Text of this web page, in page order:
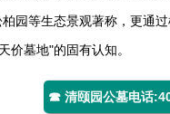
园等生态景观著称，更通
价墓地"的固有认知。
☎ 清颐园公墓电话